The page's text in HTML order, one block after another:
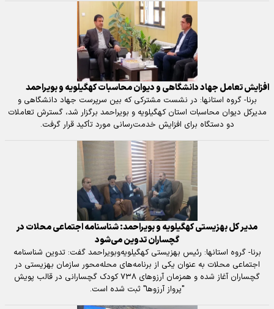
افزایش تعامل جهاد دانشگاهی و دیوان محاسبات کهگیلویه و بویراحمد
برنا- گروه استانها: در نشست مشترکی که بین سرپرست جهاد دانشگاهی و
مدیرکل دیوان محاسبات استان کهگیلویه و بویراحمد برگزار شد، گسترش تعاملات
دو دستگاه برای افزایش خدمت‌رسانی مورد تأکید قرار گرفت.
مدیر کل بهزیستی کهگیلویه‌ و بویراحمد: شناسنامه اجتماعی محلات در
گچساران تدوین می‌شود
برنا- گروه استانها: رئیس بهزیستی کهگیلویه‌وبویراحمد گفت: تدوین شناسنامه
اجتماعی محلات به عنوان یکی از برنامه‌های محله‌محور سازمان بهزیستی در
گچساران آغاز شده و همزمان آرزوهای ۷۳۸ کودک گچسارانی در قالب پویش
"پرواز آرزوها" ثبت شده است.